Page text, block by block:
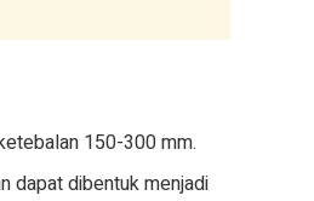
150-300 mm.
dapat dibentuk menjadi